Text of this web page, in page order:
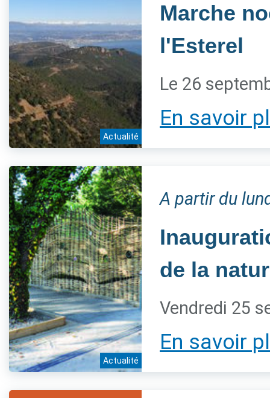
Actualité
Marche
l'Esterel
Le 26
En savoir
Actualité
A partir du
de la
Vendredi 25
En savoir